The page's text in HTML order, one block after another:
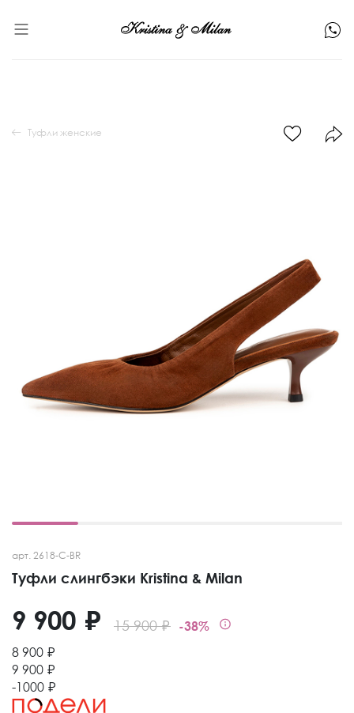
арт. 2618-C-BR
Туфли слингбэки Kristina & Milan
15 900 ₽ -38%
9 900 ₽
8 900 ₽
9 900 ₽
-1000 ₽
Туфли женские